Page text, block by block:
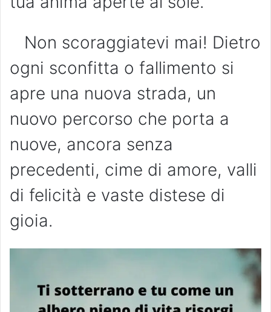
Non scoraggiatevi mai! Dietro
ogni sconfitta o fallimento si
apre una nuova strada, un
nuovo percorso che porta a
nuove, ancora senza
precedenti, cime di amore, valli
di felicità e vaste distese di
gioia.